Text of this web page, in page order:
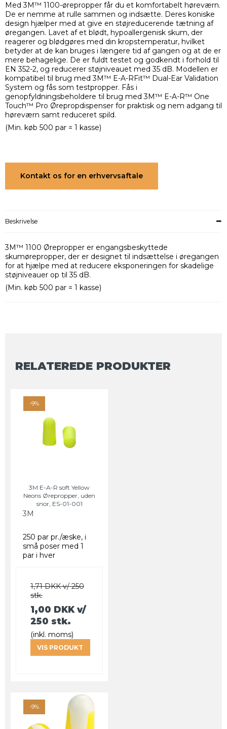
Med 3M™ 1100-ørepropper får du et komfortabelt høreværn.
De er nemme at rulle sammen og indsætte. Deres koniske
design hjælper med at give en støjreducerende tætning af
øregangen. Lavet af et blødt, hypoallergenisk skum, der
reagerer og blødgøres med din kropstemperatur, hvilket
betyder at de kan bruges i længere tid af gangen og at de er
mere behagelige. De er fuldt testet og godkendt i forhold til
EN 352-2, og reducerer støjniveauet med 35 dB. Modellen er
kompatibel til brug med 3M™ E-A-RFit™ Dual-Ear Validation
System og fås som testpropper. Fås i
genopfyldningsbeholdere til brug med 3M™ E-A-R™ One
Touch™ Pro Ørepropdispenser for praktisk og nem adgang til
høreværn samt reduceret spild.
(Min. køb 500 par = 1 kasse)
Kontakt os for en erhvervsaftale
Beskrivelse
3M™ 1100 Ørepropper er engangsbeskyttede
skumørepropper, der er designet til indsættelse i øregangen
for at hjælpe med at reducere eksponeringen for skadelige
støjniveauer op til 35 dB.
(Min. køb 500 par = 1 kasse)
RELATEREDE PRODUKTER
-9%
3M E-A-R soft Yellow
Neons Ørepropper, uden
snor, ES-01-001
3M
250 par pr./æske, i
små poser med 1
par i hver
1,71 DKK v/ 250
stk.
1,00 DKKv/
250 stk.
(inkl. moms)
VIS PRODUKT
-9%